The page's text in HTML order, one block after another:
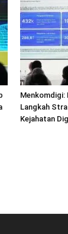
Langkah
Kejahatan